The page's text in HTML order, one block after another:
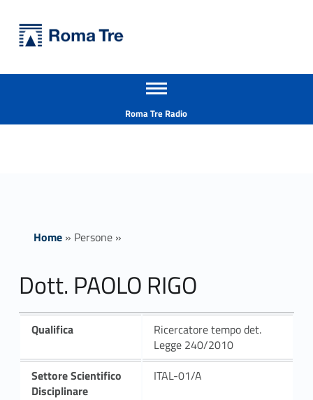
Dott. PAOLO RIGO - Università Roma Tre
Apri il menu secondario
Roma Tre Radio
Home» Persone»
Dott. PAOLO RIGO
Qualifica
Ricercatore tempo det.
Legge 240/2010
Settore Scientifico
Disciplinare
ITAL-01/A